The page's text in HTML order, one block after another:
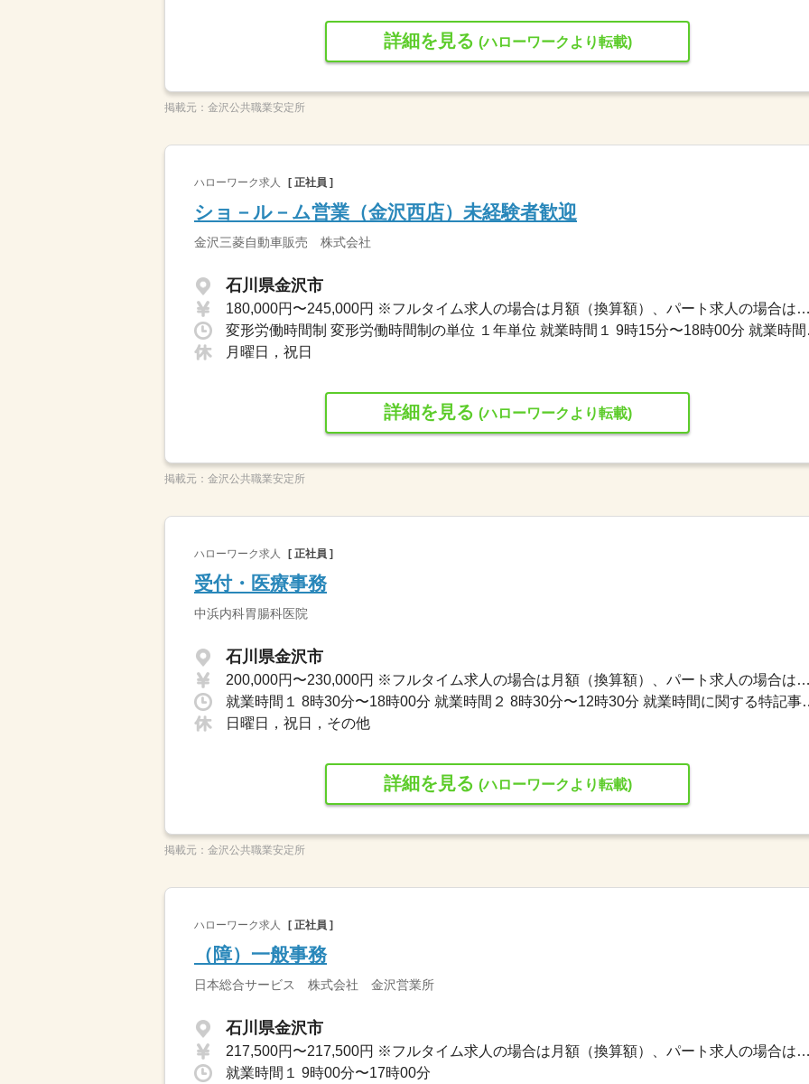
詳細を見る (ハローワークより転載)
掲載元： 金沢公共職業安定所
ハローワーク求人 [ 正社員 ]
ショ－ル－ム営業（金沢西店）未経験者歓迎
金沢三菱自動車販売 株式会社
石川県金沢市
180,000円〜245,000円 ※フルタイム求人の場合は月額（換算額）、パート求人の場合は時間額を表示しています。
変形労働時
月曜日，祝日
詳細を見る (ハローワークより転載)
掲載元： 金沢公共職業安定所
ハローワーク求人 [ 正社員 ]
受付・医療事務
中浜内科胃腸科医院
石川県金沢市
200,000円〜230,000円 ※フルタイム求人の場合は月額（換算額）、パート求人の場合は時間額を表示しています。
就業時間１ 8時30分〜18時00分 就
日曜日，祝日，その他
詳細を見る (ハローワークより転載)
掲載元： 金沢公共職業安定所
ハローワーク求人 [ 正社員 ]
（障）一般事務
日本総合サービス 株式会社 金沢営業所
石川県金沢市
217,500円〜217,500円 ※フルタイム求人の場合は月額（換算額）、パート求人の場合は時間額を表示しています。
就業時間１ 9時00分〜17時00分